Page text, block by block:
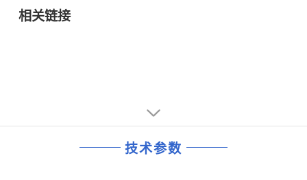
相关链接
技术参数